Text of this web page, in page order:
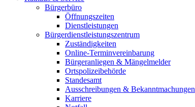
Bürgerbüro
Öffnungszeiten
Dienstleistungen
Bürgerdienstleistungszentrum
Zuständigkeiten
Online-Terminvereinbarung
Bürgeranliegen & Mängelmelder
Ortspolizeibehörde
Standesamt
Ausschreibungen & Bekanntmachungen
Karriere